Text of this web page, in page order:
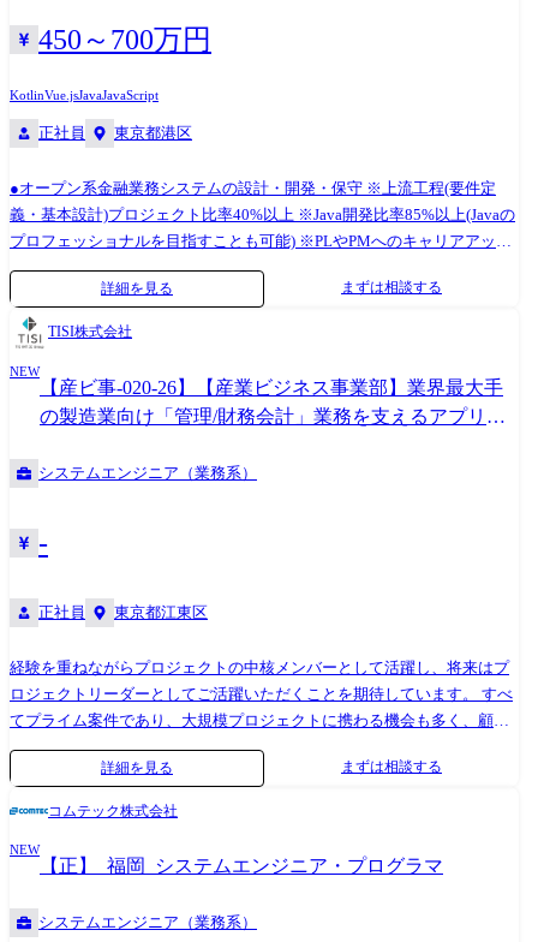
ト勤務が可能】 在宅勤務:週1日以上の社員8割 出社:ご自宅から70分以内
率:60%以上 ・上流工程(要件定義・基本設計)プロジェクト比:率50%以上
・1案件の平均プロジェクト期間:1年以上 ・チーム規模:3～5名(最大7～8
名) 【主な技術・ツール】 ・Java開発・・・主にスクラッチ開発 ・
Insuite(ドリーム・アーツ社)・・・スケジュール管理などの社内ポータル
機能が充実 ・SmartDB(ドリーム・アーツ社)・・・ワークフローなど稟
議、申請などの機能が充実 【教育制度】 ・上流工程(要件定義、基本設
計)を学べる研修を行っております。 マネジメント力を強化する研修も行
っております。 例 : PMP資格取得に向けた集合研修 【スキルアップチャ
レンジ応援プログラム】 当社指定のAWS認定資格取得に対して、 資格手
円)、SAP(20,000円)、ANS(30,000円) 【部署】 エンタープライズソリュー
ション部 システムグループ
450～700万円
KotlinVue.jsJavaJavaScript
正社員 東京都港区
●オープン系金融業務システムの設計・開発・保守 ※上流工程(要件定
義・基本設計)プロジェクト比率40%以上 ※Java開発比率85%以上(Javaの
プロフェッショナルを目指すことも可能) ※PLやPMへのキャリアアップ
可能(見積り、進捗管理、品質管理、メンバー管理等のマネジメント系の
経験を積むことも可能です) ※1人プロジェクト案件なし(長期的な戦略と
して、ベテラン社員がアサインされるケースはあります) ※長期案件で安
定の環境(案件待機なし、3年以上のPJTの割合が60%以上) 【具体的に
は】 既存で開発を行っている案件に参画していただきリーダー指示のも
と 基本/詳細設計以降の作業をメインに行っていただきます。 ●クライア
ントと直接連携し、ニーズに応じたソリューションを提案 ※要件定義フ
入や新プロジェクトの推進 ※SOMPOグループ内プロジェクトの推進、ク
詳細を見る まずは相談する
TISI株式会社
NEW
【産ビ事-020-26】【産業ビジネス事業部】業界最大手
の製造業向け「管理/財務会計」業務を支えるアプリケ
システムエンジニア（業務系）
-
正社員 東京都江東区
経験を重ねながらプロジェクトの中核メンバーとして活躍し、将来はプ
ロジェクトリーダーとしてご活躍いただくことを期待しています。 すべ
てプライム案件であり、大規模プロジェクトに携わる機会も多く、顧客
マネジメントや開発リーダーとしての力を実践の中で磨けます。 社内外
研修やOJTなどの教育機会も充実しており、近年はAI活用にも積極的に
を共有しやすく、キャリア採用の方も早期に馴染みやすい職場づくりを
進めています。 在宅勤務やフレックス勤務など働きやすい制度も整って
おり、安心してキャリアアップを目指していただけます。 ●担当業務 ・
大手製造業のお客様向けのシステム開発(新規・改修)およびシステム保守
詳細を見る まずは相談する
コムテック株式会社
NEW
【正】_福岡_システムエンジニア・プログラマ
システムエンジニア（業務系）